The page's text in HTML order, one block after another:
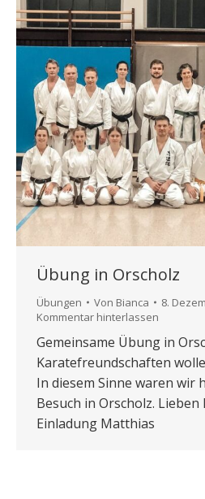
Übung in Orscholz
Übungen Von Bianca
8.
Kommentar hinterlassen
Gemeinsame Übung in
Karatefreundschaften
In diesem Sinne waren wir
Besuch in Orscholz.
Einladung Matthias